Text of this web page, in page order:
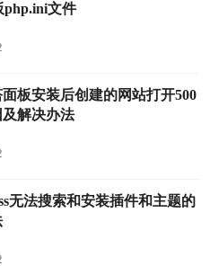
php.ini文件
板安装后创建的网站打开500
解决办法
无法搜索和安装插件和主题的